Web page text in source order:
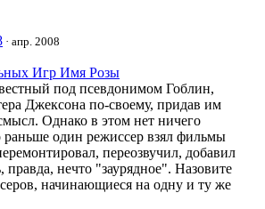
· апр. 2008
Игр Имя Розы
под псевдонимом Гоблин,
Джексона по-своему, придав им
Однако в этом нет ничего
раньше один режиссер взял фильмы
переозвучил, добавил
правда, нечто "заурядное". Назовите
начинающиеся на одну и ту же